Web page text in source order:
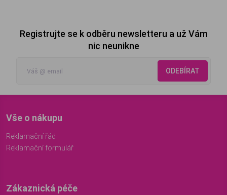
Registrujte se k odběru newsletteru a už Vám
nic neunikne
ODEBÍRAT
Vše o nákupu
Reklamační řád
Reklamační formulář
Zákaznická péče